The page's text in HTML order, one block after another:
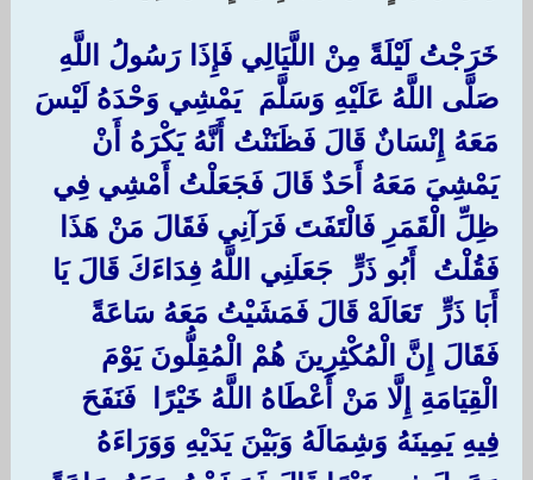
‏خَرَجْتُ لَيْلَةً مِنْ اللَّيَالِي فَإِذَا رَسُولُ اللَّهِ ‏
‏صَلَّى اللَّهُ عَلَيْهِ وَسَلَّمَ ‏ ‏يَمْشِي وَحْدَهُ لَيْسَ
مَعَهُ إِنْسَانٌ قَالَ فَظَنَنْتُ أَنَّهُ يَكْرَهُ أَنْ
يَمْشِيَ مَعَهُ أَحَدٌ قَالَ فَجَعَلْتُ أَمْشِي فِي
ظِلِّ الْقَمَرِ فَالْتَفَتَ فَرَآنِي فَقَالَ مَنْ هَذَا
فَقُلْتُ ‏ ‏أَبُو ذَرٍّ ‏ ‏جَعَلَنِي اللَّهُ فِدَاءَكَ قَالَ يَا ‏
‏أَبَا ذَرٍّ ‏ ‏تَعَالَهْ قَالَ فَمَشَيْتُ مَعَهُ سَاعَةً
فَقَالَ إِنَّ الْمُكْثِرِينَ هُمْ الْمُقِلُّونَ يَوْمَ
الْقِيَامَةِ إِلَّا مَنْ أَعْطَاهُ اللَّهُ خَيْرًا ‏ ‏فَنَفَحَ ‏
‏فِيهِ يَمِينَهُ وَشِمَالَهُ وَبَيْنَ يَدَيْهِ وَوَرَاءَهُ